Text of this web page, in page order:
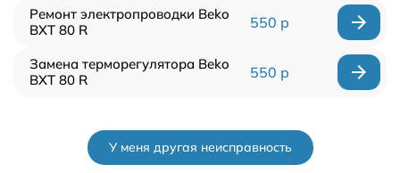
Ремонт электропроводки Beko
BXT 80 R
550 р
Замена терморегулятора Beko
BXT 80 R
550 р
У меня другая неисправность